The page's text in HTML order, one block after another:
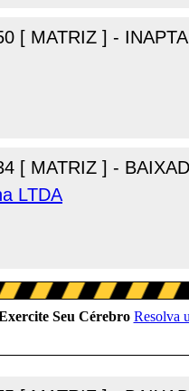
[ MATRIZ ] -
[ MATRIZ ] -
LTDA